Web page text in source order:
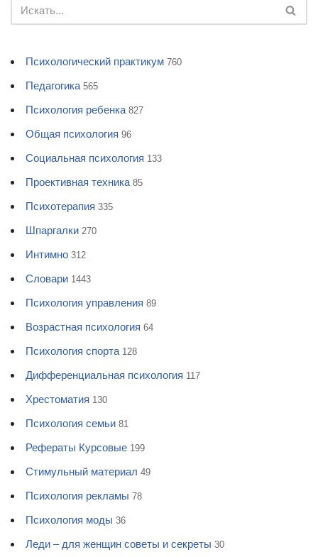
Психологический практикум 760
Педагогика 565
Психология ребенка 827
Общая психология 96
Социальная психология 133
Проективная техника 85
Психотерапия 335
Шпаргалки 270
Интимно 312
Словари 1443
Психология управления 89
Возрастная психология 64
Психология спорта 128
Дифференциальная психология 117
Хрестоматия 130
Психология семьи 81
Рефераты Курсовые 199
Стимульный материал 49
Психология рекламы 78
Психология моды 36
Леди – для женщин советы и секреты 30